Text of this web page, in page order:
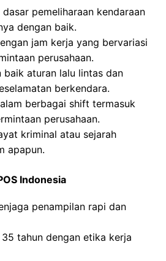
pemeliharaan kendaraan
dengan baik.
jam kerja yang bervariasi
perusahaan.
baik aturan lalu lintas dan
berkendara.
berbagai shift termasuk
perusahaan.
kriminal atau sejarah
apapun.
Indonesia
penampilan rapi dan
tahun dengan etika kerja